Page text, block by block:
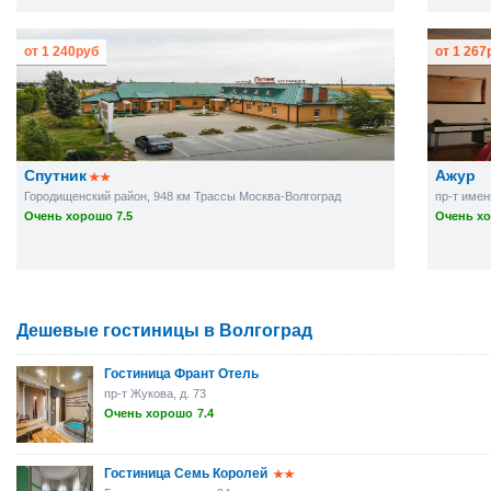
Спутник
Городищенский район, 948 км Трассы Москва-Волгоград
Очень хорошо 7.5
от 1 240руб
Ажур
Очень
от 1 267
Дешевые гостиницы в Волгоград
Гостиница Франт Отель
пр-т Жукова, д. 73
Очень хорошо 7.4
Гостиница Семь Королей